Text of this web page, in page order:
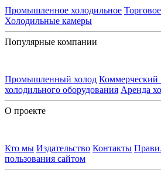
Промышленное холодильное
Холодильные камеры
Популярные компании
Промышленный холод Коммерческий
холодильного оборудования Аренда
О проекте
Кто мы Издательство Контакты
пользования сайтом